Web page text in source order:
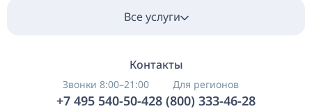
Все услуги
Контакты
Звонки 8:00–21:00
+7 495 540-50-42
Для регионов
8 (800) 333-46-28